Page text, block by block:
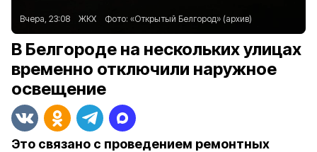
Вчера, 23:08 ЖКХ Фото: «Открытый Белгород» (архив)
В Белгороде на нескольких улицах
временно отключили наружное
освещение
Это связано с проведением ремонтных